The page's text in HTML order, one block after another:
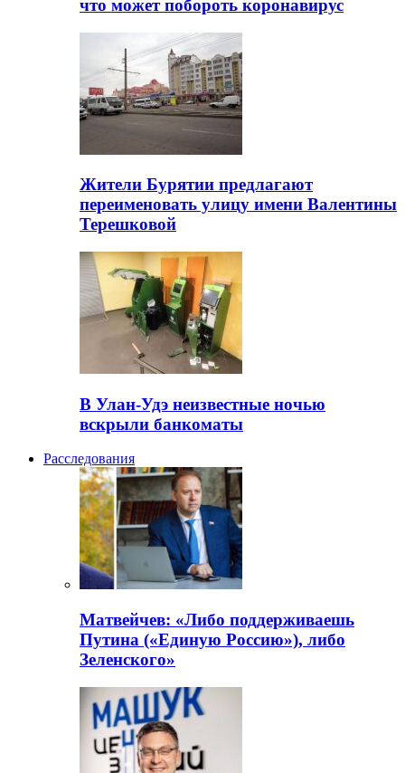
что может побороть коронавирус
Жители Бурятии предлагают
переименовать улицу имени Валентины
Терешковой
В Улан-Удэ неизвестные ночью
вскрыли банкоматы
Расследования
Матвейчев: «Либо поддерживаешь
Путина («Единую Россию»), либо
Зеленского»